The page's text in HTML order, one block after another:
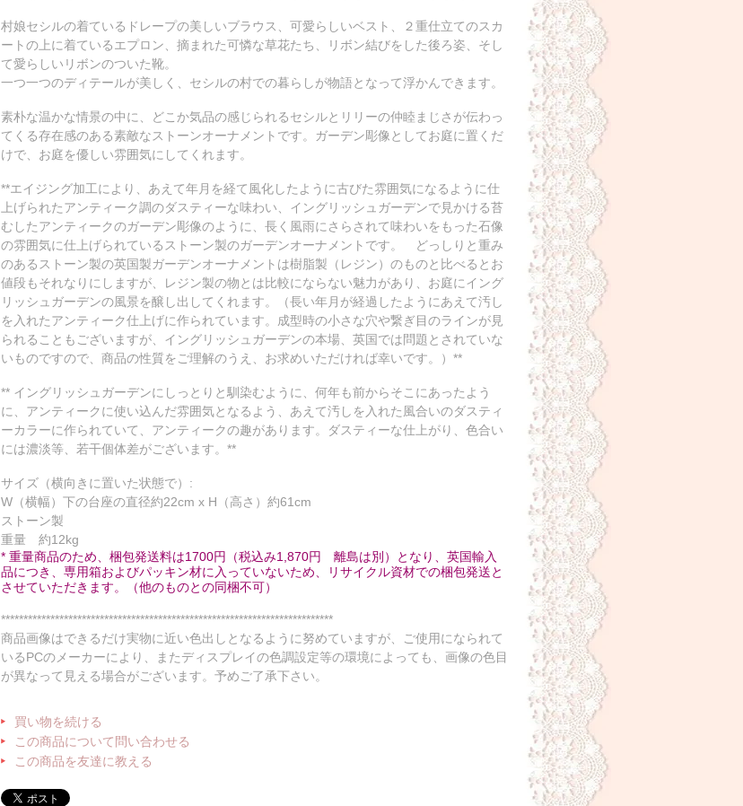
村娘セシルの着ているドレープの美しいブラウス、可愛らしいベスト、２重仕立てのスカ
ートの上に着ているエプロン、摘まれた可憐な草花たち、リボン結びをした後ろ姿、そし
て愛らしいリボンのついた靴。
一つ一つのディテールが美しく、セシルの村での暮らしが物語となって浮かんできます。
素朴な温かな情景の中に、どこか気品の感じられるセシルとリリーの仲睦まじさが伝わっ
てくる存在感のある素敵なストーンオーナメントです。ガーデン彫像としてお庭に置くだ
けで、お庭を優しい雰囲気にしてくれます。
**エイジング加工により、あえて年月を経て風化したように古びた雰囲気になるように仕
上げられたアンティーク調のダスティーな味わい、イングリッシュガーデンで見かける苔
むしたアンティークのガーデン彫像のように、長く風雨にさらされて味わいをもった石像
の雰囲気に仕上げられているストーン製のガーデンオーナメントです。 どっしりと重み
のあるストーン製の英国製ガーデンオーナメントは樹脂製（レジン）のものと比べるとお
値段もそれなりにしますが、レジン製の物とは比較にならない魅力があり、お庭にイング
リッシュガーデンの風景を醸し出してくれます。（長い年月が経過したようにあえて汚し
を入れたアンティーク仕上げに作られています。成型時の小さな穴や繋ぎ目のラインが見
られることもございますが、イングリッシュガーデンの本場、英国では問題とされていな
いものですので、商品の性質をご理解のうえ、お求めいただければ幸いです。）**
** イングリッシュガーデンにしっとりと馴染むように、何年も前からそこにあったよう
に、アンティークに使い込んだ雰囲気となるよう、あえて汚しを入れた風合いのダスティ
ーカラーに作られていて、アンティークの趣があります。ダスティーな仕上がり、色合い
には濃淡等、若干個体差がございます。**
サイズ（横向きに置いた状態で）:
W（横幅）下の台座の直径約22cm x H（高さ）約61cm
ストーン製
重量 約12kg
* 重量商品のため、梱包発送料は1700円（税込み1,870円 離島は別）となり、英国輸入
品につき、専用箱およびパッキン材に入っていないため、リサイクル資材での梱包発送と
させていただきます。（他のものとの同梱不可）
**************************************************************************
商品画像はできるだけ実物に近い色出しとなるように努めていますが、ご使用になられて
いるPCのメーカーにより、またディスプレイの色調設定等の環境によっても、画像の色目
が異なって見える場合がございます。予めご了承下さい。
買い物を続ける
この商品について問い合わせる
この商品を友達に教える